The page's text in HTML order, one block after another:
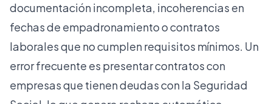
documentación incompleta, incoherencias en
fechas de empadronamiento o contratos
laborales que no cumplen requisitos mínimos. Un
error frecuente es presentar contratos con
empresas que tienen deudas con la Seguridad